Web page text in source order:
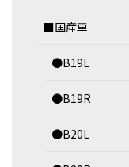
■国産車
●B19L
●B19R
●B20L